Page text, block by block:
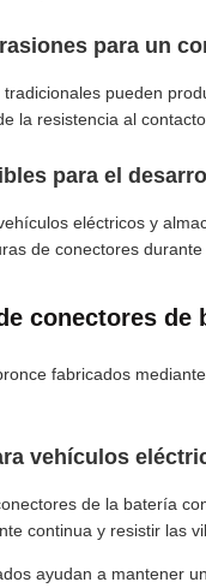
para un
pueden
la resistencia al
para el
eléctricos y
de conectores durante
conectores de
fabricados
vehículos
de la batería
continua y resistir las
ayudan a mantener